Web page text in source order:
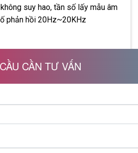
suy hao, tần số lấy mẫu âm
phản hồi 20Hz~20KHz
CẦN TƯ VẤN